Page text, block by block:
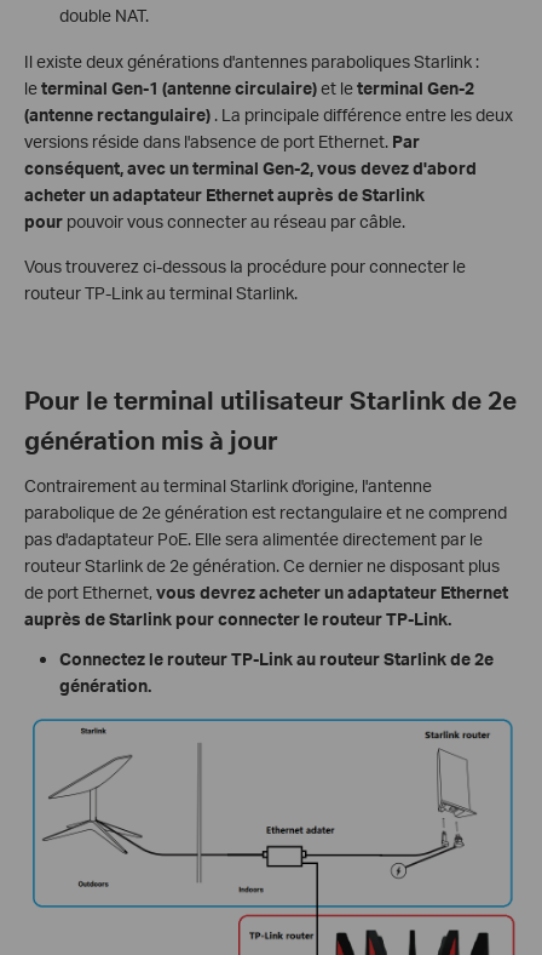
double NAT.
Il existe deux générations d'antennes paraboliques Starlink :
leterminal Gen-1 (antenne circulaire)et leterminal Gen-2
(antenne rectangulaire) . La principale différence entre les deux
versions réside dans l'absence de port Ethernet. Par
conséquent, avec un terminal Gen-2, vous devez d'abord
acheter un adaptateur Ethernet auprès de Starlink
pour pouvoir vous connecter au réseau par câble.
Vous trouverez ci-dessous la procédure pour connecter le
routeur TP-Link au terminal Starlink.
Pour le terminal utilisateur Starlink de 2e
génération mis à jour
Contrairement au terminal Starlink d'origine, l'antenne
parabolique de 2e génération est rectangulaire et ne comprend
pas d'adaptateur PoE. Elle sera alimentée directement par le
routeur Starlink de 2e génération. Ce dernier ne disposant plus
de port Ethernet,vous devrez acheter un adaptateur Ethernet
auprès de Starlink pour connecter le routeur TP-Link.
Connectez le routeur TP-Link au routeur Starlink de 2e
génération.